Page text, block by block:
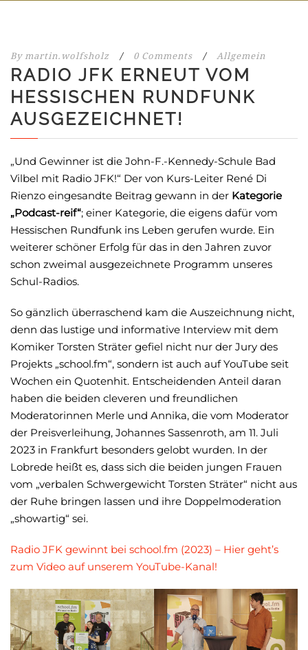
By martin.wolfsholz / 0 Comments / Allgemein
RADIO JFK ERNEUT VOM
HESSISCHEN RUNDFUNK
AUSGEZEICHNET!
„Und Gewinner ist die John-F.-Kennedy-Schule Bad
Vilbel mit Radio JFK!“ Der von Kurs-Leiter René Di
Rienzo eingesandte Beitrag gewann in der Kategorie
„Podcast-reif“; einer Kategorie, die eigens dafür vom
Hessischen Rundfunk ins Leben gerufen wurde. Ein
weiterer schöner Erfolg für das in den Jahren zuvor
schon zweimal ausgezeichnete Programm unseres
Schul-Radios.
So gänzlich überraschend kam die Auszeichnung nicht,
denn das lustige und informative Interview mit dem
Komiker Torsten Sträter gefiel nicht nur der Jury des
Projekts „school.fm“, sondern ist auch auf YouTube seit
Wochen ein Quotenhit. Entscheidenden Anteil daran
haben die beiden cleveren und freundlichen
Moderatorinnen Merle und Annika, die vom Moderator
der Preisverleihung, Johannes Sassenroth, am 11. Juli
2023 in Frankfurt besonders gelobt wurden. In der
Lobrede heißt es, dass sich die beiden jungen Frauen
vom „verbalen Schwergewicht Torsten Sträter“ nicht aus
der Ruhe bringen lassen und ihre Doppelmoderation
„showartig“ sei.
Radio JFK gewinnt bei school.fm (2023) – Hier geht’s
zum Video auf unserem YouTube-Kanal!